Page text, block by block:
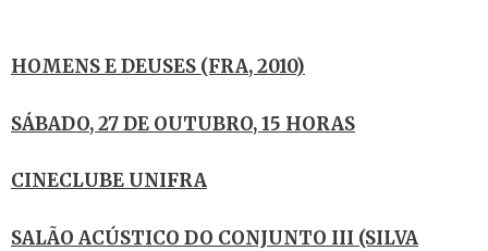
HOMENS E DEUSES (FRA, 2010)
SÁBADO, 27 DE OUTUBRO, 15 HORAS
CINECLUBE UNIFRA
SALÃO ACÚSTICO DO CONJUNTO III (SILVA